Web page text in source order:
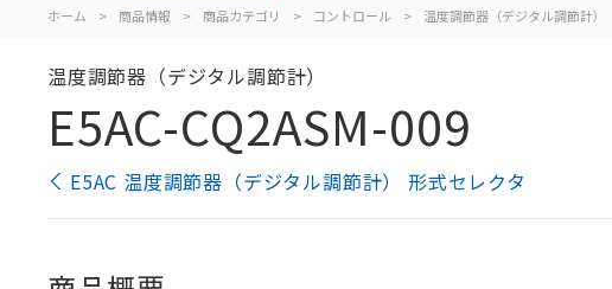
ホーム > 商品情報 > 商品カテゴリ > コントロール > 温度調節器（デジタル調節計）
温度調節器（デジタル調節計）
E5AC-CQ2ASM-009
E5AC 温度調節器（デジタル調節計） 形式セレクタ